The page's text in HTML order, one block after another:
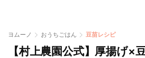
ヨムーノ おうちごはん 豆苗レシピ
【村上農園公式】厚揚げ×